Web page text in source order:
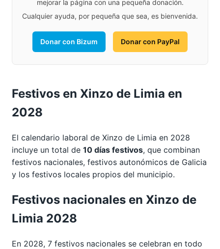
mejorar la página con una pequeña donación.
Cualquier ayuda, por pequeña que sea, es bienvenida.
Donar con Bizum Donar con PayPal
Festivos en Xinzo de Limia en
2028
El calendario laboral de Xinzo de Limia en 2028
incluye un total de 10 días festivos, que combinan
festivos nacionales, festivos autonómicos de Galicia
y los festivos locales propios del municipio.
Festivos nacionales en Xinzo de
Limia 2028
En 2028, 7 festivos nacionales se celebran en todo